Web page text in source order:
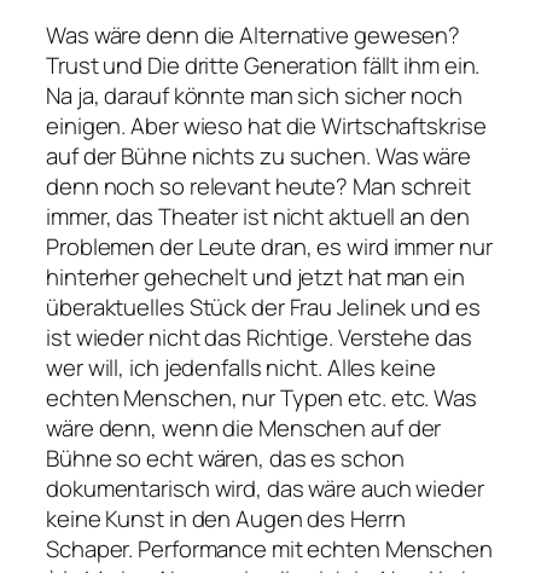
Was wäre denn die Alternative gewesen?
Trust und Die dritte Generation fällt ihm ein.
Na ja, darauf könnte man sich sicher noch
einigen. Aber wieso hat die Wirtschaftskrise
auf der Bühne nichts zu suchen. Was wäre
denn noch so relevant heute? Man schreit
immer, das Theater ist nicht aktuell an den
Problemen der Leute dran, es wird immer nur
hinterher gehechelt und jetzt hat man ein
überaktuelles Stück der Frau Jelinek und es
ist wieder nicht das Richtige. Verstehe das
wer will, ich jedenfalls nicht. Alles keine
echten Menschen, nur Typen etc. etc. Was
wäre denn, wenn die Menschen auf der
Bühne so echt wären, das es schon
dokumentarisch wird, das wäre auch wieder
keine Kunst in den Augen des Herrn
Schaper. Performance mit echten Menschen